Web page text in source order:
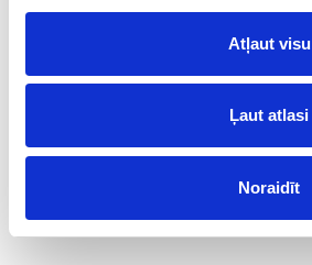
Atļaut visu
Ļaut atlasi
Noraidīt